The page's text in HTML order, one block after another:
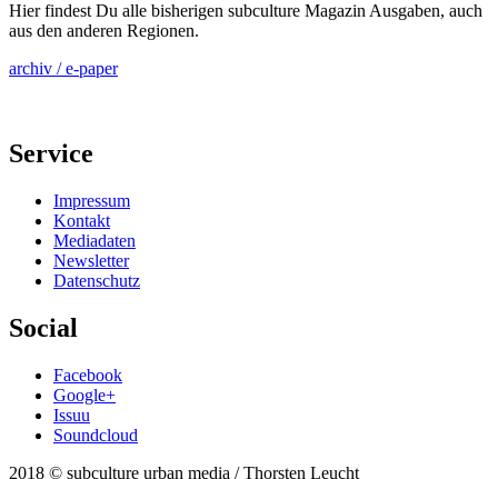
Hier findest Du alle bisherigen subculture Magazin Ausgaben, auch
aus den anderen Regionen.
archiv / e-paper
Service
Impressum
Kontakt
Mediadaten
Newsletter
Datenschutz
Social
Facebook
Google+
Issuu
Soundcloud
2018 © subculture urban media / Thorsten Leucht